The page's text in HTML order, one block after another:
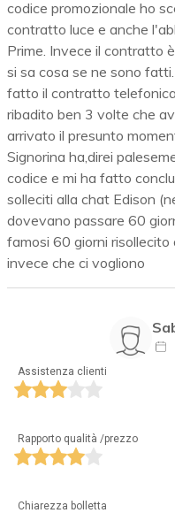
codice promozionale ho
contratto luce e anche
Prime. Invece il contratto
si sa cosa se ne sono
fatto il contratto
ribadito ben 3 volte che
arrivato il presunto
Signorina ha,direi
codice e mi ha fatto
solleciti alla chat Edison
dovevano passare 60
famosi 60 giorni risollecito
invece che ci vogliono
Assistenza clienti
Rapporto qualità /prezzo
Chiarezza bolletta